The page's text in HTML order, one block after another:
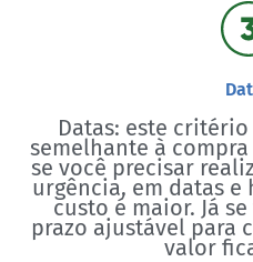
Datas: este
semelhante à compra
se você precisar
urgência, em datas
custo é maior. Já
prazo ajustável para
valor